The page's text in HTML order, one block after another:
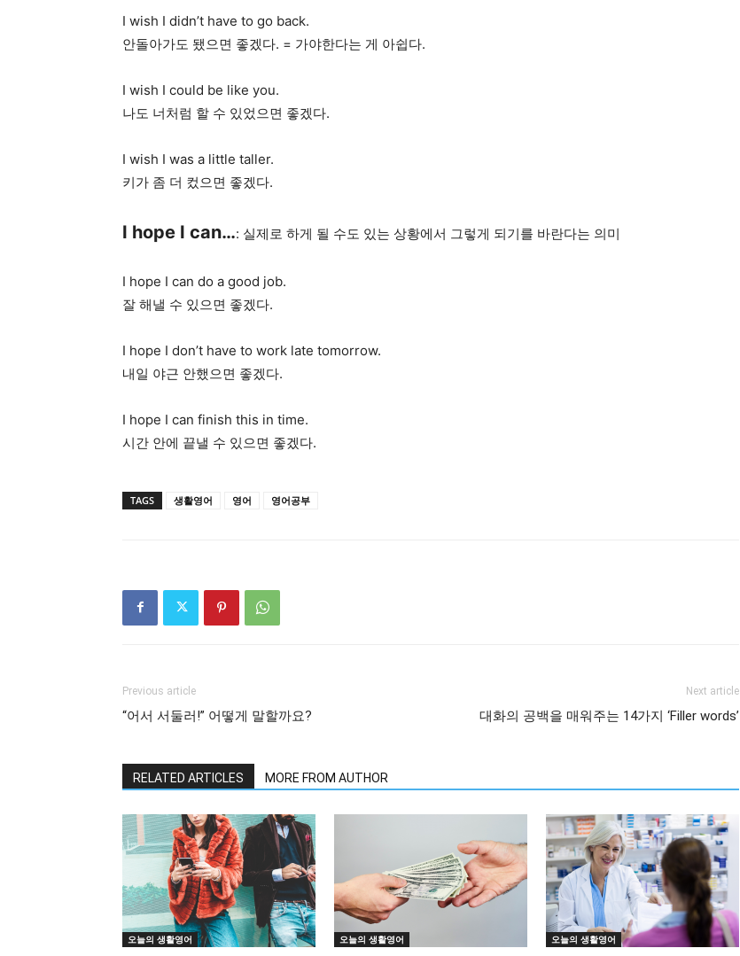
I wish I didn’t have to go back.
안돌아가도 됐으면 좋겠다. = 가야한다는 게 아쉽다.
I wish I could be like you.
나도 너처럼 할 수 있었으면 좋겠다.
I wish I was a little taller.
키가 좀 더 컸으면 좋겠다.
I hope I can…: 실제로 하게 될 수도 있는 상황에서 그렇게 되기를 바란다는 의미
I hope I can do a good job.
잘 해낼 수 있으면 좋겠다.
I hope I don’t have to work late tomorrow.
내일 야근 안했으면 좋겠다.
I hope I can finish this in time.
시간 안에 끝낼 수 있으면 좋겠다.
TAGS 생활영어 영어 영어공부
Previous article
“어서 서둘러!” 어떻게 말할까요?
Next article
대화의 공백을 매워주는 14가지 ‘Filler words’
RELATED ARTICLES MORE FROM AUTHOR
오늘의 생활영어 오늘의 생활영어 오늘의 생활영어